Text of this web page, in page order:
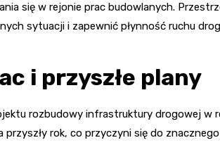
się w rejonie prac budowlanych.
sytuacji i zapewnić płynność ruchu
i przyszłe plany
rozbudowy infrastruktury drogowej w
rok, co przyczyni się do